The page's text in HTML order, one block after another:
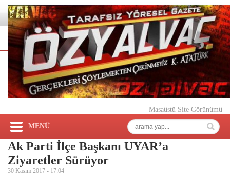
Masaüstü Site Görünümü
MENÜ
Ak Parti İlçe Başkanı UYAR’a
Ziyaretler Sürüyor
30 Kasım 2017 - 17:04